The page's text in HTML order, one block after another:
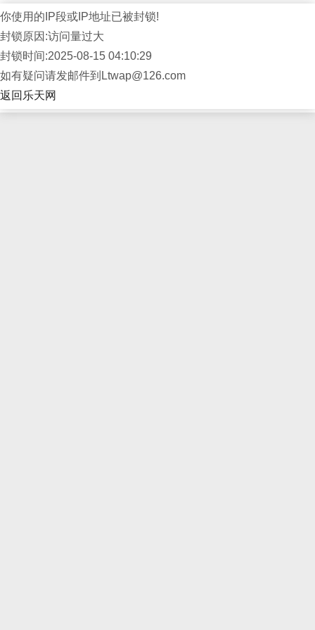
你使用的IP段或IP地址已被封锁!
封锁原因:访问量过大
封锁时间:2025-08-15 04:10:29
如有疑问请发邮件到Ltwap@126.com
返回乐天网